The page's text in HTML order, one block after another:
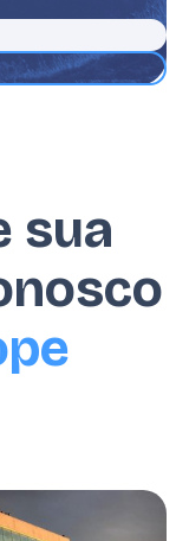
sua